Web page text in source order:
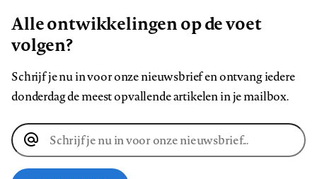
Alle ontwikkelingen op de voet
volgen?
Schrijf je nu in voor onze nieuwsbrief en ontvang iedere
donderdag de meest opvallende artikelen in je mailbox.
E-
mailadres